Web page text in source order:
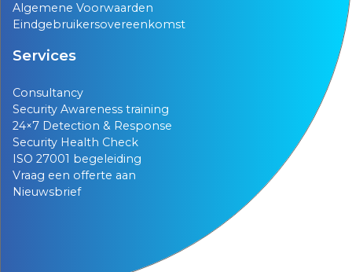
Algemene Voorwaarden
Eindgebruikersovereenkomst
Services
Consultancy
Security Awareness training
24×7 Detection & Response
Security Health Check
ISO 27001 begeleiding
Vraag een offerte aan
Nieuwsbrief